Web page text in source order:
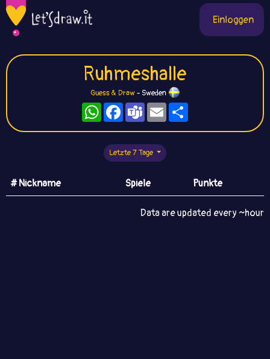
Einloggen
Ruhmeshalle
Guess & Draw- Sweden
WhatsAppFacebook
TeamsEmail
Letzte 7 Tage
# Nickname Spiele Punkte
Data are updated every ~hour